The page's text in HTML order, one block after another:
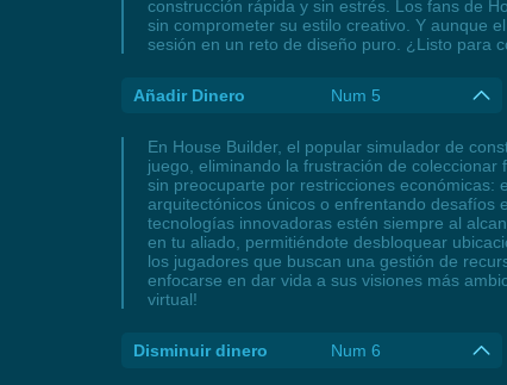
construcción rápida y sin estrés. Los fans de
sin comprometer su estilo creativo. Y aunque
sesión en un reto de diseño puro. ¿Listo para
Añadir Dinero Num 5
En House Builder, el popular simulador de
juego, eliminando la frustración de
sin preocuparte por restricciones económicas:
arquitectónicos únicos o enfrentando desafíos
tecnologías innovadoras estén siempre al
en tu aliado, permitiéndote desbloquear
los jugadores que buscan una gestión de
enfocarse en dar vida a sus visiones más
virtual!
Disminuir dinero Num 6